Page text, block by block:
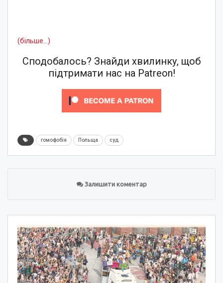
(більше…)
Сподобалось? Знайди хвилинку, щоб
підтримати нас на Patreon!
гомофобія Польща суд
Залишити коментар